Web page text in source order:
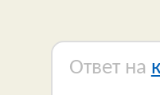
Ответ на